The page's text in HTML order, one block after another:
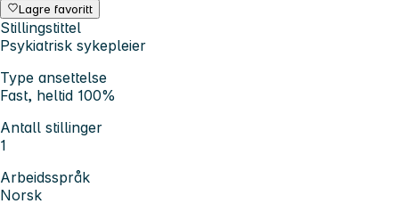
Lagre favoritt
Stillingstittel
Psykiatrisk sykepleier
Type ansettelse
Fast, heltid 100%
Antall stillinger
1
Arbeidsspråk
Norsk